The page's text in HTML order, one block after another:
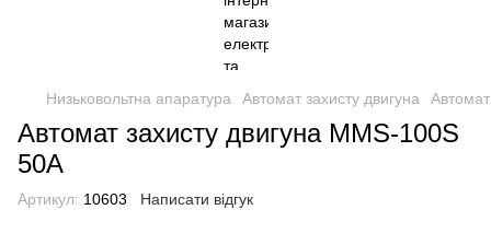
Низьковольтна апаратура Автомат захисту двигуна
Автомат захисту двигуна MMS-100S
50A
Артикул: 10603 Написати відгук